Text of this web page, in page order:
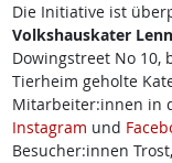
Die Initiative ist
Volkshauskater
Dowingstreet No 10,
Tierheim geholte
Mitarbeiter:innen in
Instagram und
Besucher:innen